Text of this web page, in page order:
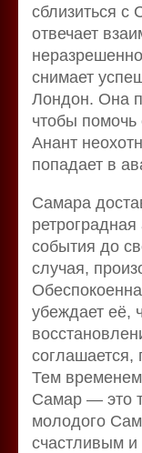
сблизиться с
отвечает
снимает
Лондон. Она
чтобы
Анант
попадает в
Самара
события до
случая,
убеждает её,
соглашается,
Тем
Самар — это
молодого
счастливым